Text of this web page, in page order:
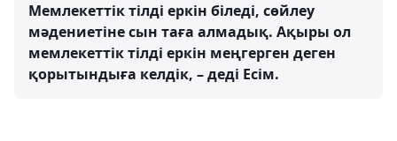
Мемлекеттік тілді еркін біледі, сөйлеу
мәдениетіне сын таға алмадық. Ақыры ол
мемлекеттік тілді еркін меңгерген деген
қорытындыға келдік, – деді Есім.